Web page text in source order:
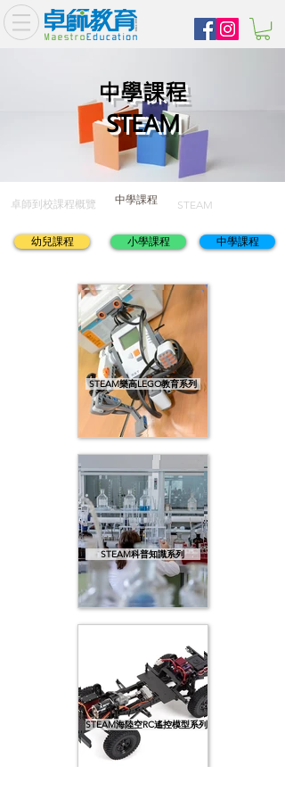
中學課程
STEAM
卓師到校課程概覽 中學課程 STEAM
STEAM樂高LEGO教育系列
STEAM科普知識系列
STEAM海陸空RC遙控模型系列
幼兒課程 小學課程 中學課程